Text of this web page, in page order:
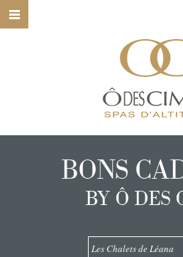
HOME
Ô DES
NOS
NOS
CONTACT
BONS
BY Ô DES